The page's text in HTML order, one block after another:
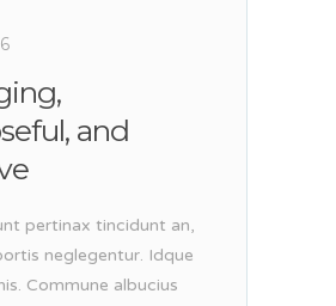
and
pertinax tincidunt an,
neglegentur. Idque
Commune albucius